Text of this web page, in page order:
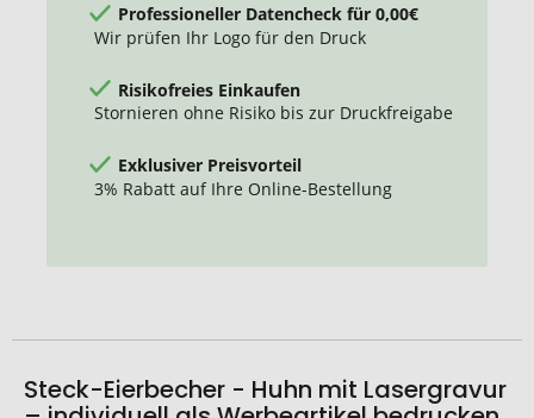
Professioneller Datencheck für 0,00€
Wir prüfen Ihr Logo für den Druck
Risikofreies Einkaufen
Stornieren ohne Risiko bis zur Druckfreigabe
Exklusiver Preisvorteil
3% Rabatt auf Ihre Online-Bestellung
Steck-Eierbecher - Huhn mit Lasergravur